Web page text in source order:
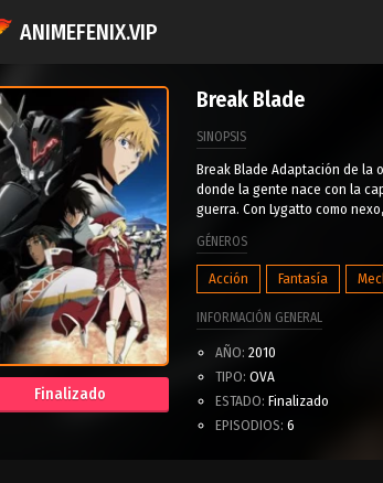
ANIMEFENIX.VIP
Finalizado
Break Blade
SINOPSIS
Break Blade Adaptación de la
donde la gente nace con la
guerra. Con Lygatto como
GÉNEROS
Acción Fantasía
INFORMACIÓN GENERAL
AÑO: 2010
TIPO: OVA
ESTADO: Finalizado
EPISODIOS: 6